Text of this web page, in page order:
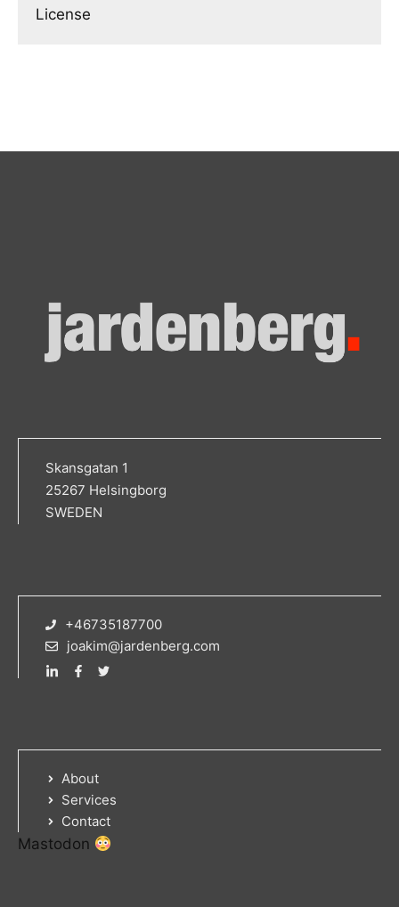
License
Skansgatan 1
25267 Helsingborg
SWEDEN
+46735187700
joakim@jardenberg.com
About
Services
Contact
Mastodon